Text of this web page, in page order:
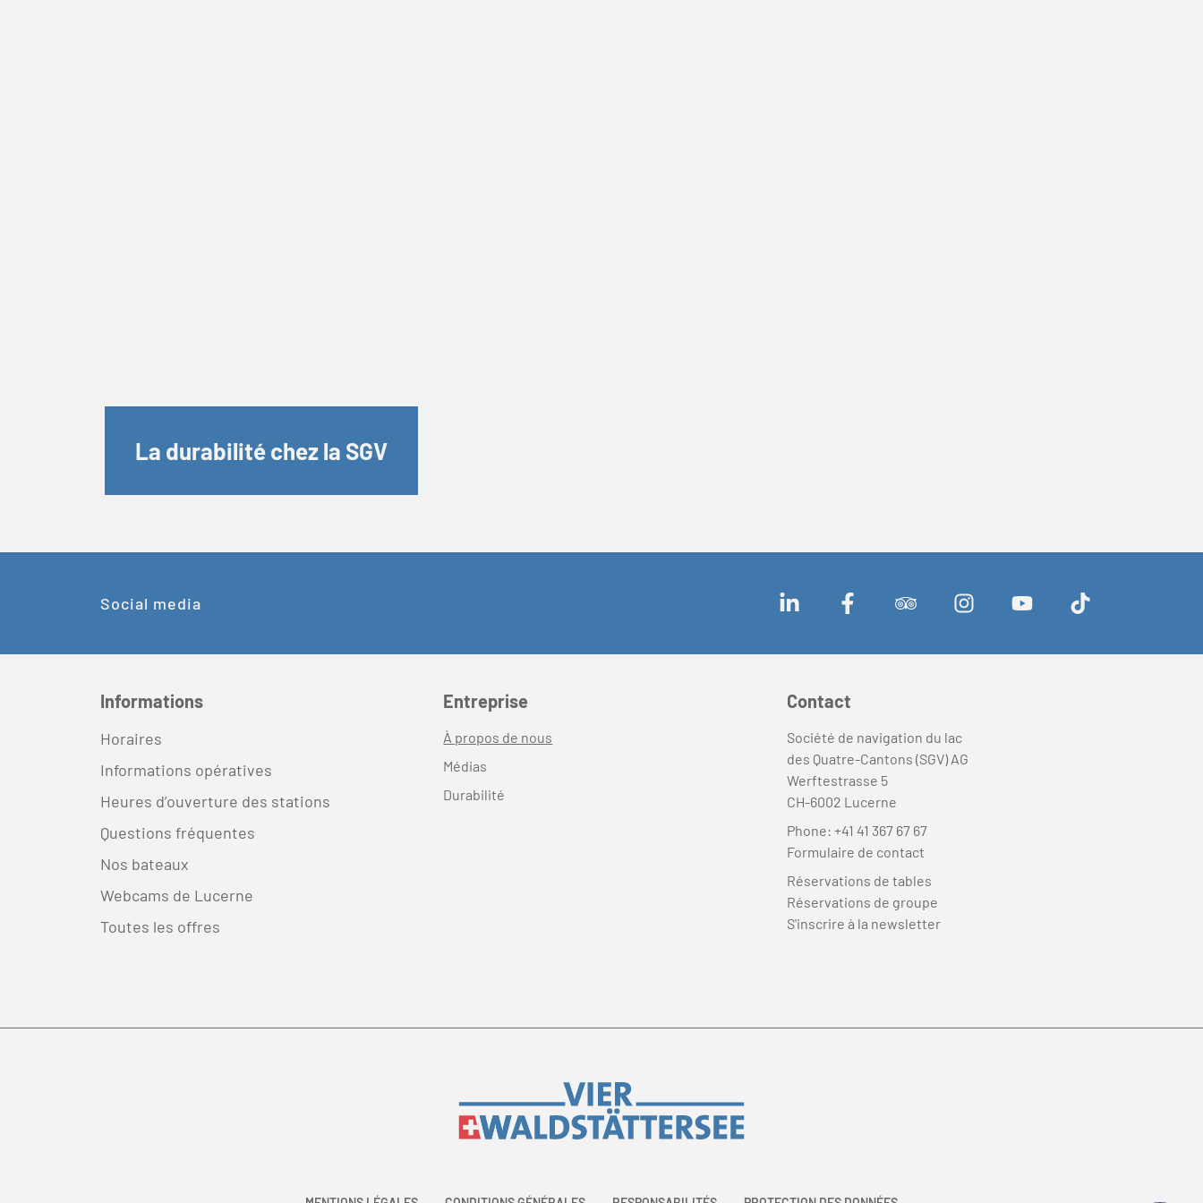
La durabilité chez la SGV
Social media
Informations
Horaires
Informations opératives
Heures d’ouverture des stations
Questions fréquentes
Nos bateaux
Webcams de Lucerne
Toutes les offres
Entreprise
À propos de nous
Médias
Durabilité
Contact
Société de navigation du lac
des Quatre-Cantons (SGV) AG
Werftestrasse 5
CH-6002 Lucerne
Phone: +41 41 367 67 67
Formulaire de contact
Réservations de tables
Réservations de groupe
S'inscrire à la newsletter